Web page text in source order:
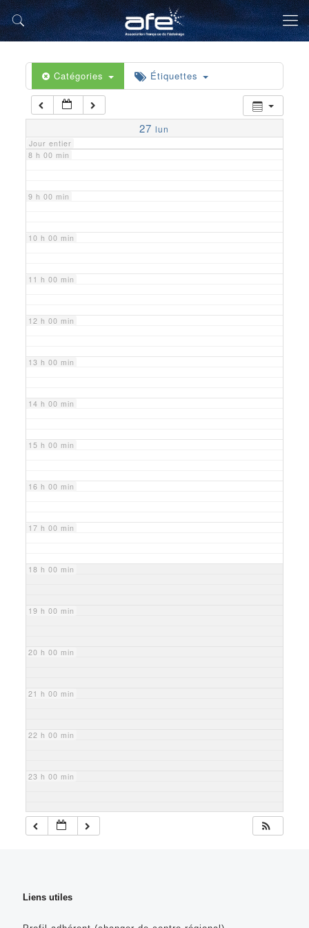
Catégories Étiquettes
27 lun
Jour entier
5 h 00 min
6 h 00 min
7 h 00 min
8 h 00 min
9 h 00 min
10 h 00 min
11 h 00 min
12 h 00 min
13 h 00 min
14 h 00 min
15 h 00 min
16 h 00 min
17 h 00 min
18 h 00 min
19 h 00 min
20 h 00 min
21 h 00 min
22 h 00 min
23 h 00 min
Liens utiles